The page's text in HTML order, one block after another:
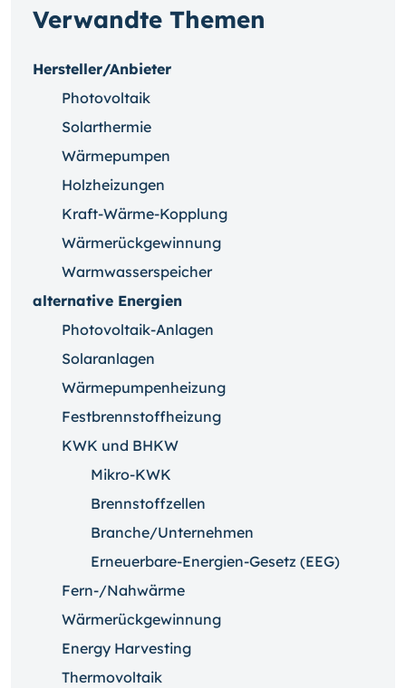
Verwandte Themen
Hersteller/Anbieter
Photovoltaik
Solarthermie
Wärmepumpen
Holzheizungen
Kraft-Wärme-Kopplung
Wärmerückgewinnung
Warmwasserspeicher
alternative Energien
Photovoltaik-Anlagen
Solaranlagen
Wärmepumpenheizung
Festbrennstoffheizung
KWK und BHKW
Mikro-KWK
Brennstoffzellen
Branche/Unternehmen
Erneuerbare-Energien-Gesetz (EEG)
Fern-/Nahwärme
Wärmerückgewinnung
Energy Harvesting
Thermovoltaik